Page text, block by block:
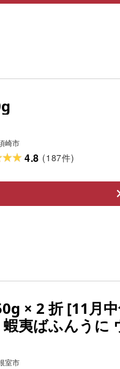
崎市
4.8 (187件)
× 2 折 [11月
夷ばふんうに
室市